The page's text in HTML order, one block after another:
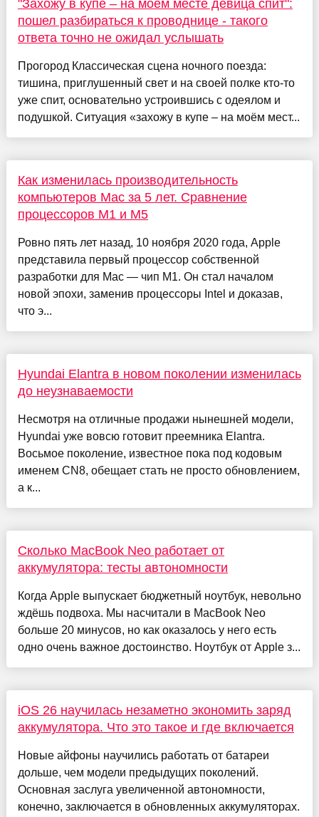
"Захожу в купе – на моём месте девица спит":
пошел разбираться к проводнице - такого
ответа точно не ожидал услышать
Прогород Классическая сцена ночного поезда:
тишина, приглушенный свет и на своей полке кто-то
уже спит, основательно устроившись с одеялом и
подушкой. Ситуация «захожу в купе – на моём мест...
Как изменилась производительность
компьютеров Mac за 5 лет. Сравнение
процессоров M1 и M5
Ровно пять лет назад, 10 ноября 2020 года, Apple
представила первый процессор собственной
разработки для Mac — чип M1. Он стал началом
новой эпохи, заменив процессоры Intel и доказав,
что э...
Hyundai Elantra в новом поколении изменилась
до неузнаваемости
Несмотря на отличные продажи нынешней модели,
Hyundai уже вовсю готовит преемника Elantra.
Восьмое поколение, известное пока под кодовым
именем CN8, обещает стать не просто обновлением,
а к...
Сколько MacBook Neo работает от
аккумулятора: тесты автономности
Когда Apple выпускает бюджетный ноутбук, невольно
ждёшь подвоха. Мы насчитали в MacBook Neo
больше 20 минусов, но как оказалось у него есть
одно очень важное достоинство. Ноутбук от Apple з...
iOS 26 научилась незаметно экономить заряд
аккумулятора. Что это такое и где включается
Новые айфоны научились работать от батареи
дольше, чем модели предыдущих поколений.
Основная заслуга увеличенной автономности,
конечно, заключается в обновленных аккумуляторах.